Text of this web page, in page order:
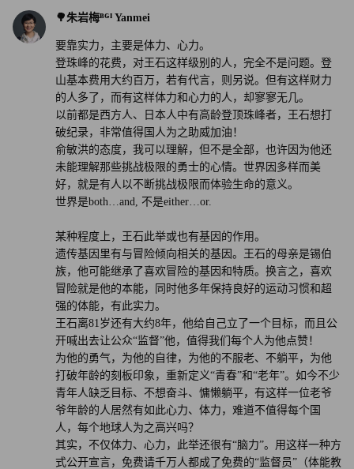
@何洁莹
作为万科的掌舵者，王石自从离开万科之后，似乎很少涉足
具体的企业经营性事务，也没有表达过再创业的想法。
而在这之后的动向——50多岁攀登珠峰又开始执着于赛艇，
在网上分享鸡汤，又重新觅得比自己小好几十岁的妻子并生
子——王石似乎更专注于“打造个人IP”，向外界显示自己老
当益壮的状态。
像王石这样的人，爬珠峰不可能是自己一个人爬，估计会带
一个团队上去，安全系数很高。
@引領Manuel
如果有去西藏和瑞士登山经验的人都知道，像王石这样非专
业选手，整个过程必须要有强大的专业登山团队作为保障和
支撑，最后的冲刺阶段基本都要打着氧气，全副武装，甚至
出现半休克躺平状态。一般都是雇佣当地的夏尔巴人把人抬
上峰顶，这已经是多年以来可以公开的秘密了。只是很多人
不想揭穿很多名人引以为傲的内幕而已。
🌳朱岩梅ᴮᴳᴵ Yanmei
要靠实力，主要是体力、心力。
登珠峰的花费，对王石这样级别的人，完全不是问题。登
山基本费用大约百万，若有代言，则另说。但有这样财力
的人多了，而有这样体力和心力的人，却寥寥无几。
以前都是西方人、日本人中有高龄登顶珠峰者，王石想打
破纪录，非常值得国人为之助威加油！
俞敏洪的态度，我可以理解，但不是全部，也许因为他还
未能理解那些挑战极限的勇士的心情。世界因多样而美
好，就是有人以不断挑战极限而体验生命的意义。
世界是both…and, 不是either…or.
某种程度上，王石此举或也有基因的作用。
遗传基因里有与冒险倾向相关的基因。王石的母亲是锡伯
族，他可能继承了喜欢冒险的基因和特质。换言之，喜欢
冒险就是他的本能，同时他多年保持良好的运动习惯和超
强的体能，有此实力。
王石离81岁还有大约8年，他给自己立了一个目标，而且公
开喊出去让公众“监督”他，值得我们每个人为他点赞！
为他的勇气，为他的自律，为他的不服老、不躺平，为他
打破年龄的刻板印象，重新定义“青春”和“老年”。如今不少
青年人缺乏目标、不想奋斗、慵懒躺平，有这样一位老爷
爷年龄的人居然有如此心力、体力，难道不值得每个国
人，每个地球人为之高兴吗？
其实，不仅体力、心力，此举还很有“脑力”。用这样一种方
式公开宣言，免费请千万人都成了免费的“监督员”（体能教